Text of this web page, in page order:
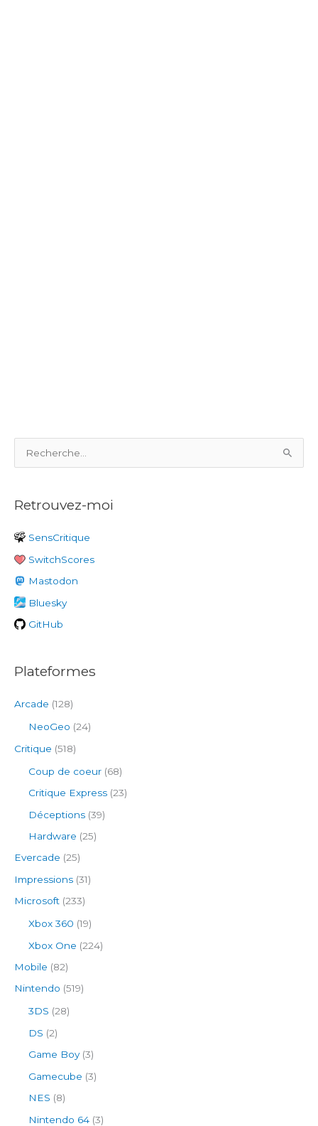
e
h
r
c
h
e
r
Retrouvez-moi
SensCritique
SwitchScores
Mastodon
Bluesky
GitHub
Plateformes
Arcade (128)
NeoGeo (24)
Critique (518)
Coup de coeur (68)
Critique Express (23)
Déceptions (39)
Hardware (25)
Evercade (25)
Impressions (31)
Microsoft (233)
Xbox 360 (19)
Xbox One (224)
Mobile (82)
Nintendo (519)
3DS (28)
DS (2)
Game Boy(3)
Gamecube (3)
NES (8)
Nintendo 64 (3)